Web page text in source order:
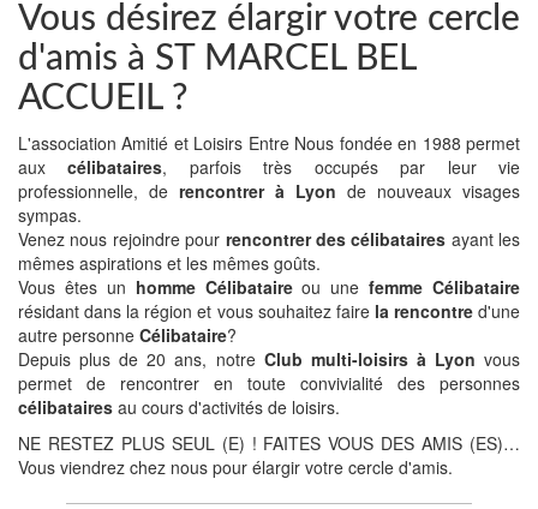
Vous désirez élargir votre cercle
d'amis à ST MARCEL BEL
ACCUEIL ?
L'association Amitié et Loisirs Entre Nous fondée en 1988 permet
auxcélibataires, parfois très occupés par leur vie
professionnelle, de rencontrer à Lyon de nouveaux visages
sympas.
Venez nous rejoindre pour rencontrer des célibataires ayant les
mêmes aspirations et les mêmes goûts.
Vous êtes un homme Célibataireou unefemme Célibataire
résidant dans la région et vous souhaitez faire la rencontred'une
autre personne Célibataire?
Depuis plus de 20 ans, notre Club multi-loisirs à Lyon vous
permet de rencontrer en toute convivialité des personnes
célibataires au cours d'activités de loisirs.
NE RESTEZ PLUS SEUL (E) ! FAITES VOUS DES AMIS (ES)…
Vous viendrez chez nous pour élargir votre cercle d'amis.